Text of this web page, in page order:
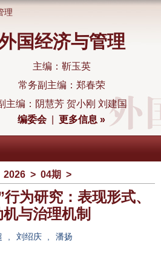
理
国经济与管理
主编：靳玉英
常务副主编：郑春荣
主编：阴慧芳 贺小刚 刘建国
编委会|更多信息 »
2026 > 04期 >
为研究：表现形式、
与治理机制
刘绍庆 潘扬